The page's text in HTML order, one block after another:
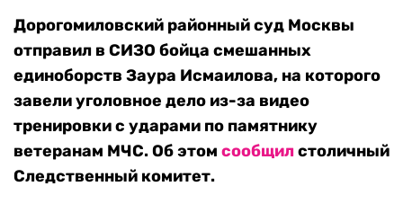
Дорогомиловский районный суд Москвы
отправил в СИЗО бойца смешанных
единоборств Заура Исмаилова, на которого
завели уголовное дело из-за видео
тренировки с ударами по памятнику
ветеранам МЧС. Об этом сообщилстоличный
Следственный комитет.